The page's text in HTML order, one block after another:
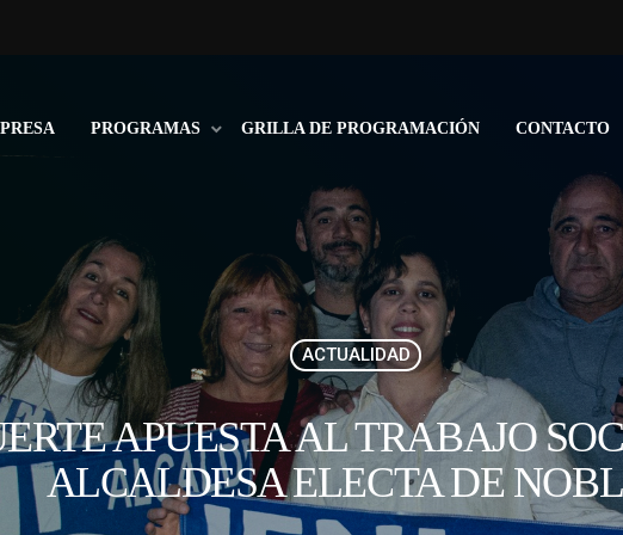
PROGRAMAS GRILLA DE PROGRAMACIÓN CONTACTO
ACTUALIDAD
APUESTA AL TRABAJO
ALCALDESA ELECTA DE